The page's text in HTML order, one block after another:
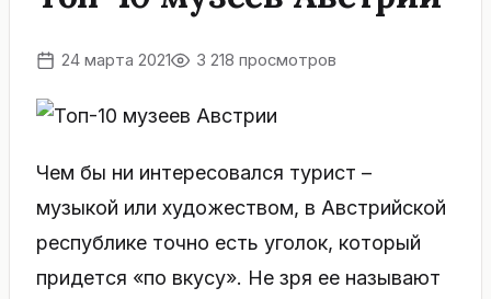
24 марта 2021 3 218 просмотров
Чем бы ни интересовался турист –
музыкой или художеством, в Австрийской
республике точно есть уголок, который
придется «по вкусу». Не зря ее называют